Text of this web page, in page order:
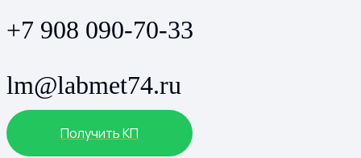
+7 908 090-70-33
lm@labmet74.ru
Получить КП